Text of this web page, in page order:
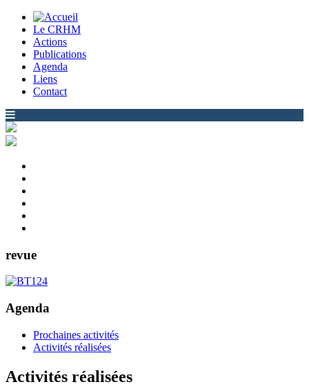
Le CRHM
Actions
Publications
Agenda
Liens
Contact
revue
Agenda
Prochaines activités
Activités réalisées
Activités réalisées